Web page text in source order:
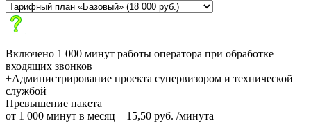
Включено 1 000 минут работы оператора при обработке
входящих звонков
+Администрирование проекта супервизором и технической
службой
Превышение пакета
от 1 000 минут в месяц – 15,50 руб. /минута